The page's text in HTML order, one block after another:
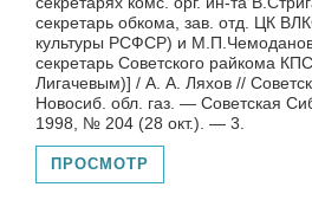
секретарь обкома, зав. отд. ЦК
культуры РСФСР) и
секретарь Советского райкома
Лигачевым)] / А. А. Ляхов //
Новосиб. обл. газ. — Советская
1998, № 204 (28 окт.). — 3.
ПРОСМОТР